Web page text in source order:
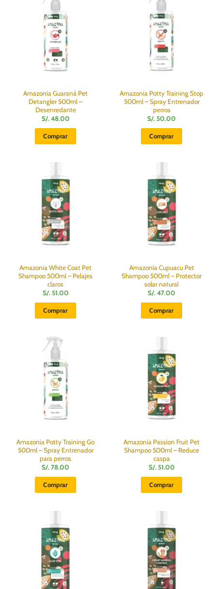
Amazonia Guaraná Pet
Detangler 500ml –
Desenredante
S/.48.00
Comprar
Amazonia Potty Training Stop
500ml – Spray Entrenador
perros
S/. 50.00
Comprar
Amazonia White Coat Pet
Shampoo 500ml – Pelajes
claros
S/.51.00
Comprar
Amazonia Cupuacu Pet
Shampoo 500ml – Protector
solar natural
S/.47.00
Comprar
Amazonia Potty Training Go
500ml – Spray Entrenador
para perros
S/.78.00
Comprar
Amazonia Passion Fruit Pet
Shampoo 500ml – Reduce
caspa
S/.51.00
Comprar